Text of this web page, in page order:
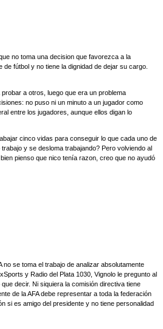
no toma una decision que favorezca a la
fútbol y no tiene la dignidad de dejar su cargo.
a otros, luego que era un problema
no puso ni un minuto a un jugador como
entre los jugadores, aunque ellos digan lo
cinco vidas para conseguir lo que cada uno de
y se desloma trabajando? Pero volviendo al
pienso que nico tenía razon, creo que no ayudó
se toma el trabajo de analizar absolutamente
y Radio del Plata 1030, Vignolo le pregunto al
decir. Ni siquiera la comisión directiva tiene
de la AFA debe representar a toda la federación
si es amigo del presidente y no tiene personalidad